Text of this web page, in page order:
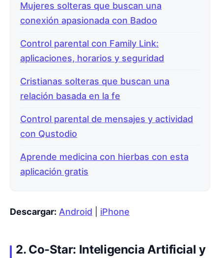
Mujeres solteras que buscan una
conexión apasionada con Badoo
Control parental con Family Link:
aplicaciones, horarios y seguridad
Cristianas solteras que buscan una
relación basada en la fe
Control parental de mensajes y actividad
con Qustodio
Aprende medicina con hierbas con esta
aplicación gratis
Descargar: Android iPhone
2. Co-Star: Inteligencia Artificial y